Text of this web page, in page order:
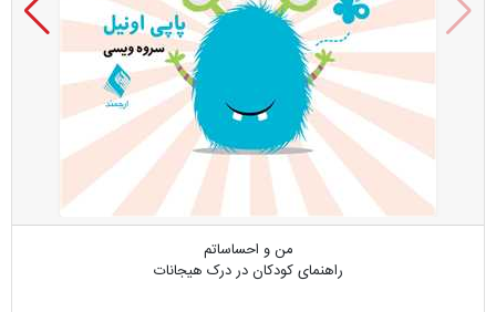
من و احساساتم
راهنمای کودکان در درک هیجانات